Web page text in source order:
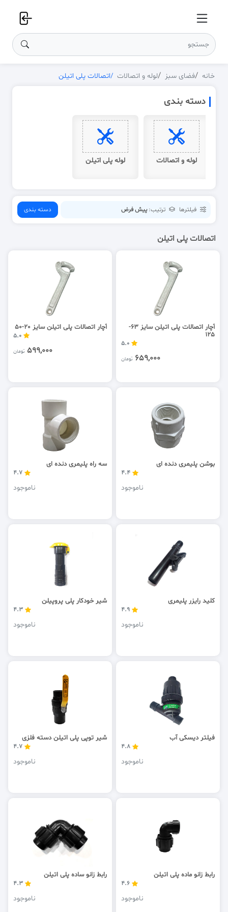
خانه فضای سبز لوله و اتصالات اتصالات پلی اتیلن
دسته بندی
لوله و اتصالات لوله پلی اتیلن
فیلترها ترتیب:پیش فرض دسته بندی
اتصالات پلی اتیلن
آچار اتصالات پلی اتیلن سایز 63-
125
5.0
659,000 تومان
آچار اتصالات پلی اتیلن سایز 20-50
5.0
599,000 تومان
بوشن پلیمری دنده ای
4.4
ناموجود
سه راه پلیمری دنده ای
4.7
ناموجود
کلید رایزر پلیمری
4.9
ناموجود
شیر خودکار پلی پروپیلن
4.3
ناموجود
فیلتر دیسکی آب
4.8
ناموجود
شیر توپی پلی اتیلن دسته فلزی
4.7
ناموجود
رابط زانو ماده پلی اتیلن
4.6
ناموجود
رابط زانو ساده پلی اتیلن
4.3
ناموجود